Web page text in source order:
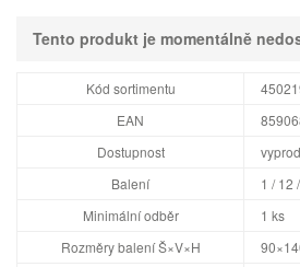
Tento produkt je momentálně
Kód sortimentu
EAN
Dostupnost
Balení
1 / 12
Minimální odběr
1 ks
Rozměry balení Š×V×H